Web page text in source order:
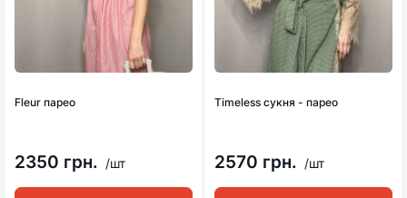
Fleur парео
2350 грн. /шт
Timeless сукня - парео
2570 грн. /шт